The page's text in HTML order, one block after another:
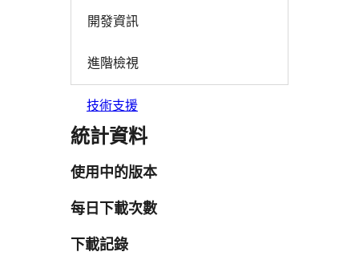
開發資訊
進階檢視
技術支援
統計資料
使用中的版本
每日下載次數
下載記錄